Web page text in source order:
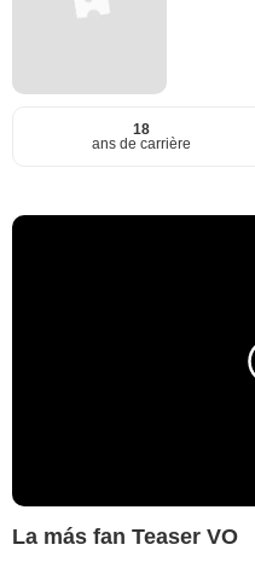
18
ans de carrière
La más fan Teaser VO